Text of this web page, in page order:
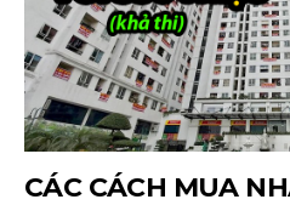
CÁC CÁCH MUA